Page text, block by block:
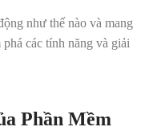
như thế nào và mang
các tính năng và giải
Phần Mềm